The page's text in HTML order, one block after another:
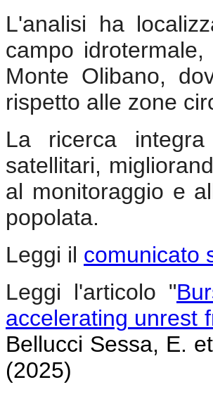
L'analisi ha
campo
Monte Olibano,
rispetto alle zone
La ricerca
satellitari,
al monitoraggio e
popolata.
Leggi il comunicato
Leggi l'articolo "
accelerating unrest
Bellucci Sessa, E.
(2025)